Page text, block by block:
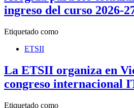
ingreso del curso 2026-
Etiquetado como
ETSII
La ETSII organiza en
congreso internacional
Etiquetado como